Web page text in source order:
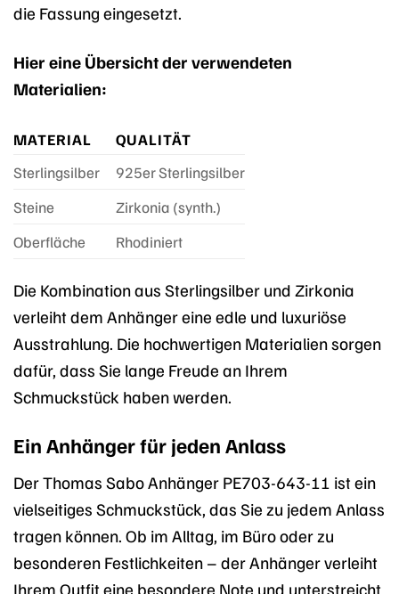
die Fassung eingesetzt.
Hier eine Übersicht der verwendeten
Materialien:
MATERIAL
QUALITÄT
Sterlingsilber
925er Sterlingsilber
Steine
Zirkonia (synth.)
Oberfläche
Rhodiniert
Die Kombination aus Sterlingsilber und Zirkonia
verleiht dem Anhänger eine edle und luxuriöse
Ausstrahlung. Die hochwertigen Materialien sorgen
dafür, dass Sie lange Freude an Ihrem
Schmuckstück haben werden.
Ein Anhänger für jeden Anlass
Der Thomas Sabo Anhänger PE703-643-11 ist ein
vielseitiges Schmuckstück, das Sie zu jedem Anlass
tragen können. Ob im Alltag, im Büro oder zu
besonderen Festlichkeiten – der Anhänger verleiht
Ihrem Outfit eine besondere Note und unterstreicht